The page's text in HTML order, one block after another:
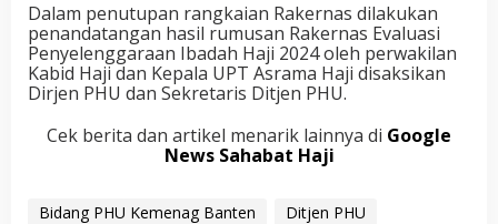
Dalam penutupan rangkaian Rakernas dilakukan
penandatangan hasil rumusan Rakernas Evaluasi
Penyelenggaraan Ibadah Haji 2024 oleh perwakilan
Kabid Haji dan Kepala UPT Asrama Haji disaksikan
Dirjen PHU dan Sekretaris Ditjen PHU.
Cek berita dan artikel menarik lainnya di Google
News Sahabat Haji
Bidang PHU Kemenag Banten
Ditjen PHU